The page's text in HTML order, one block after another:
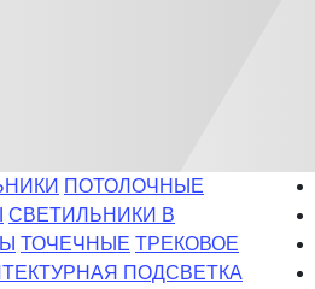
ПОТОЛОЧНЫЕ
СВЕТИЛЬНИКИ В
ТОЧЕЧНЫЕ ТРЕКОВОЕ
ПОДСВЕТКА